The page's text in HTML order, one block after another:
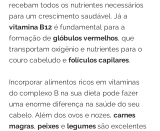
recebam todos os nutrientes necessários
para um crescimento saudável. Já a
vitamina B12 é fundamental para a
formação de glóbulos vermelhos, que
transportam oxigênio e nutrientes para o
couro cabeludo e folículos capilares.
Incorporar alimentos ricos em vitaminas
do complexo B na sua dieta pode fazer
uma enorme diferença na saúde do seu
cabelo. Além dos ovos e nozes, carnes
magras, peixes e legumes são excelentes